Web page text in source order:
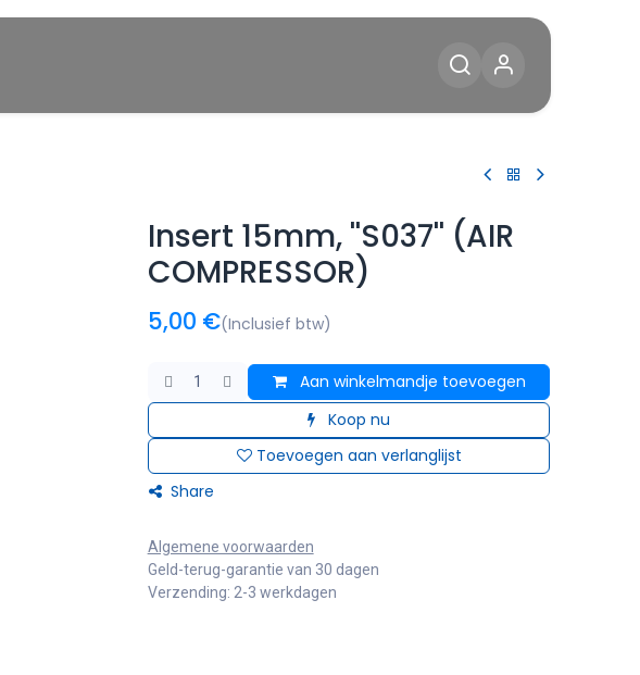
Insert 15mm, ''S037'' (AIR
COMPRESSOR)
5,00 €(Inclusief btw)
Aan winkelmandje toevoegen
Koop nu
Toevoegen aan verlanglijst
Share
Algemene voorwaarden
Geld-terug-garantie van 30 dagen
Verzending: 2-3 werkdagen